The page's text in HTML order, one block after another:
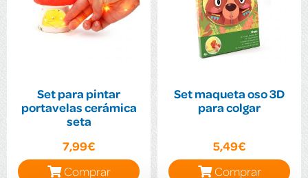
Set para pintar
portavelas cerámica
seta
7,99€
Comprar
Set maqueta oso 3D
para colgar
5,49€
Comprar